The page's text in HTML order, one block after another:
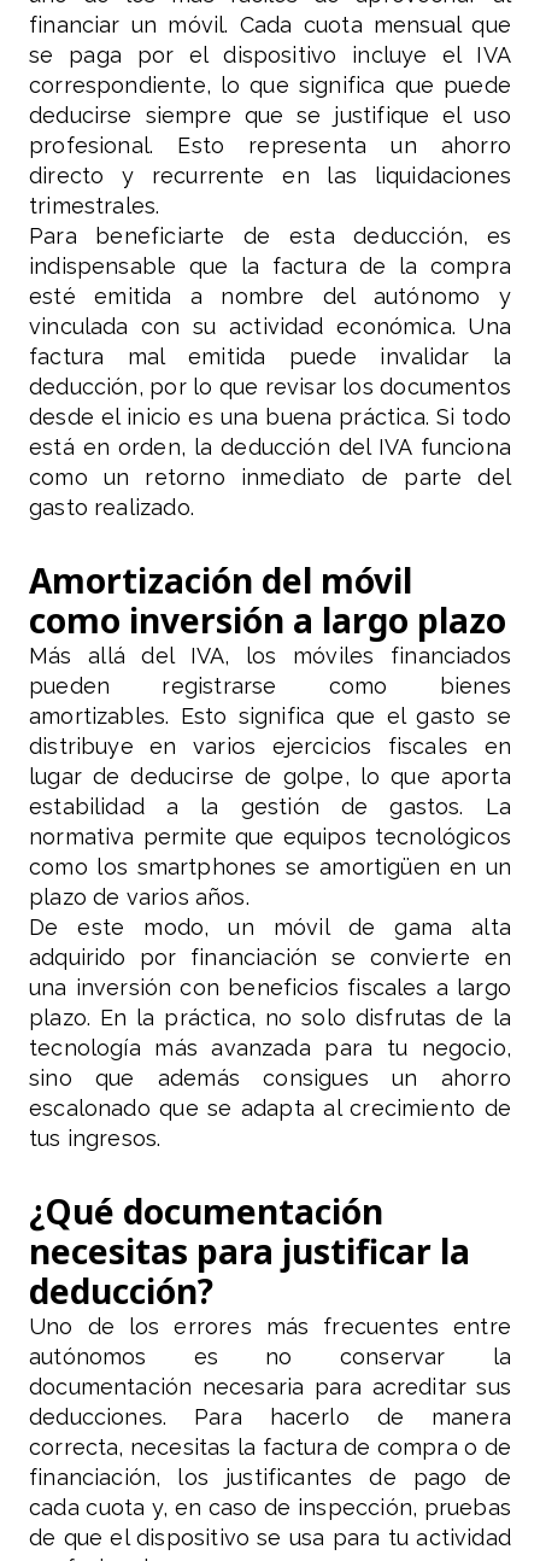
financiar un móvil. Cada cuota mensual que
se paga por el dispositivo incluye el IVA
correspondiente, lo que significa que puede
deducirse siempre que se justifique el uso
profesional. Esto representa un ahorro
directo y recurrente en las liquidaciones
trimestrales.
Para beneficiarte de esta deducción, es
indispensable que la factura de la compra
esté emitida a nombre del autónomo y
vinculada con su actividad económica. Una
factura mal emitida puede invalidar la
deducción, por lo que revisar los documentos
desde el inicio es una buena práctica. Si todo
está en orden, la deducción del IVA funciona
como un retorno inmediato de parte del
gasto realizado.
Amortización del móvil
como inversión a largo plazo
Más allá del IVA, los móviles financiados
pueden registrarse como bienes
amortizables. Esto significa que el gasto se
distribuye en varios ejercicios fiscales en
lugar de deducirse de golpe, lo que aporta
estabilidad a la gestión de gastos. La
normativa permite que equipos tecnológicos
como los smartphones se amortigüen en un
plazo de varios años.
De este modo, un móvil de gama alta
adquirido por financiación se convierte en
una inversión con beneficios fiscales a largo
plazo. En la práctica, no solo disfrutas de la
tecnología más avanzada para tu negocio,
sino que además consigues un ahorro
escalonado que se adapta al crecimiento de
tus ingresos.
¿Qué documentación
necesitas para justificar la
deducción?
Uno de los errores más frecuentes entre
autónomos es no conservar la
documentación necesaria para acreditar sus
deducciones. Para hacerlo de manera
correcta, necesitas la factura de compra o de
financiación, los justificantes de pago de
cada cuota y, en caso de inspección, pruebas
de que el dispositivo se usa para tu actividad